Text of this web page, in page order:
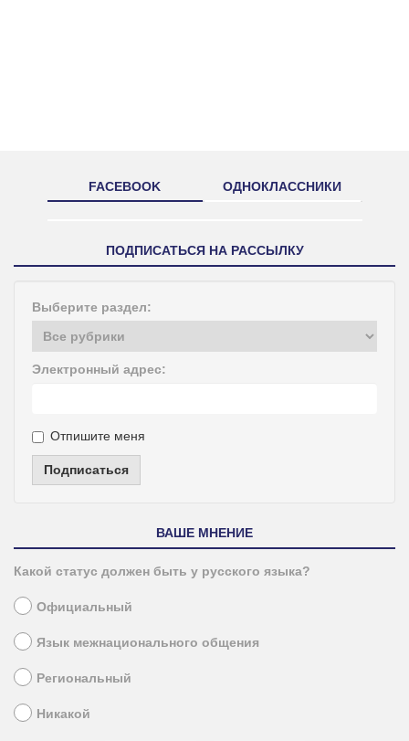
FACEBOOK ОДНОКЛАССНИКИ
ПОДПИСАТЬСЯ НА РАССЫЛКУ
Выберите раздел:
Электронный адрес:
Отпишите меня
Подписаться
ВАШЕ МНЕНИЕ
Какой статус должен быть у русского языка?
Официальный
Язык межнационального общения
Региональный
Никакой